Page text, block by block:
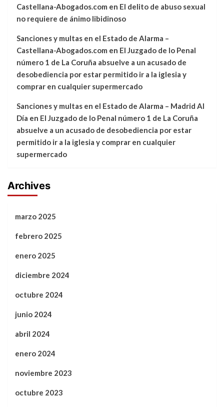
Castellana-Abogados.com en El delito de abuso sexual
no requiere de ánimo libidinoso
Sanciones y multas en el Estado de Alarma –
Castellana-Abogados.com en El Juzgado de lo Penal
número 1 de La Coruña absuelve a un acusado de
desobediencia por estar permitido ir a la iglesia y
comprar en cualquier supermercado
Sanciones y multas en el Estado de Alarma – Madrid Al
Día en El Juzgado de lo Penal número 1 de La Coruña
absuelve a un acusado de desobediencia por estar
permitido ir a la iglesia y comprar en cualquier
supermercado
Archives
marzo 2025
febrero 2025
enero 2025
diciembre 2024
octubre 2024
junio 2024
abril 2024
enero 2024
noviembre 2023
octubre 2023